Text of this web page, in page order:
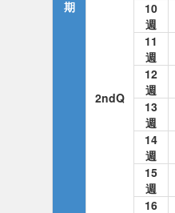
期
2ndQ
10
週
11
週
12
週
13
週
14
週
15
週
16